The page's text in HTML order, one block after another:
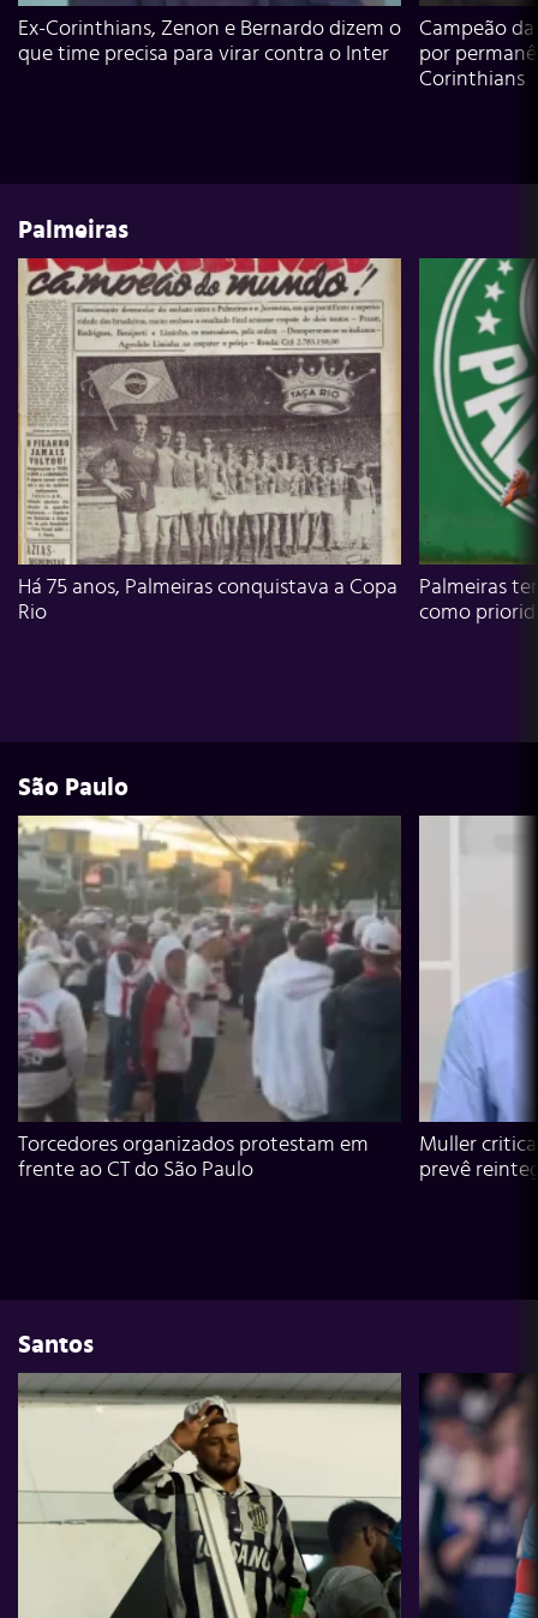
Ex-Corinthians, Zenon e Bernardo dizem o
que time precisa para virar contra o Inter
Campeão
por
Corinthians
Palmeiras
Há 75 anos, Palmeiras conquistava a Copa
Rio
Palmeiras
como
São Paulo
Torcedores organizados protestam em
frente ao CT do São Paulo
Muller
prevê
Santos